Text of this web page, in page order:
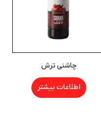
چاشنی ترش
اطلاعات بیشتر